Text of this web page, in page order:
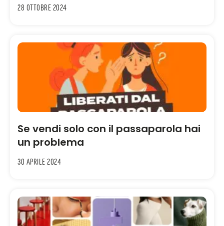
28 Ottobre 2024
Se vendi solo con il passaparola hai
un problema
30 Aprile 2024